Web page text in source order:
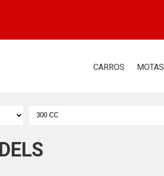
CARROS MOTAS